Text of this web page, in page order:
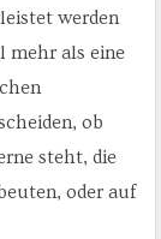
werden
mehr als eine
ob
steht, die
oder auf